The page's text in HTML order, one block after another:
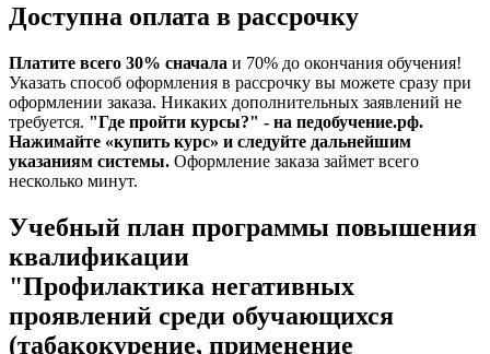
Доступна оплата в рассрочку
Платите всего 30% сначала и 70% до окончания обучения!
Указать способ оформления в рассрочку вы можете сразу при
оформлении заказа. Никаких дополнительных заявлений не
требуется. "Где пройти курсы?" - на педобучение.рф.
Нажимайте «купить курс» и следуйте дальнейшим
указаниям системы. Оформление заказа займет всего
несколько минут.
Учебный план программы повышения
квалификации
"Профилактика негативных
проявлений среди обучающихся
(табакокурение, применение